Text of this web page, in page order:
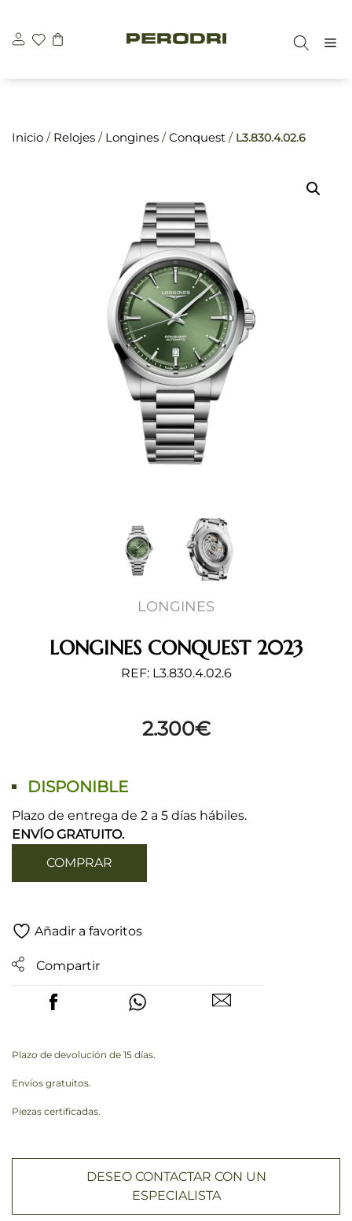
contenido
Inicio / Relojes / Longines /Conquest / L3.830.4.02.6
LONGINES
LONGINES CONQUEST 2023
REF: L3.830.4.02.6
2.300€
DISPONIBLE
Plazo de entrega de 2 a 5 días hábiles.
ENVÍO GRATUITO.
COMPRAR
Añadir a favoritos
Compartir
Plazo de devolución de 15 días.
Envíos gratuitos.
Piezas certificadas.
DESEO CONTACTAR CON UN
ESPECIALISTA